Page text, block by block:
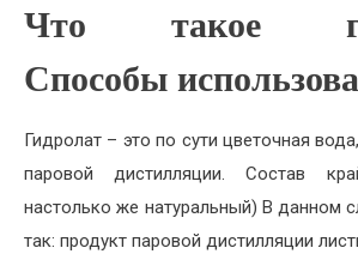
Что такое
Способы
Гидролат – это по сути цветочная
паровой дистилляции. Состав
настолько же натуральный) В данном
так: продукт паровой дистилляции